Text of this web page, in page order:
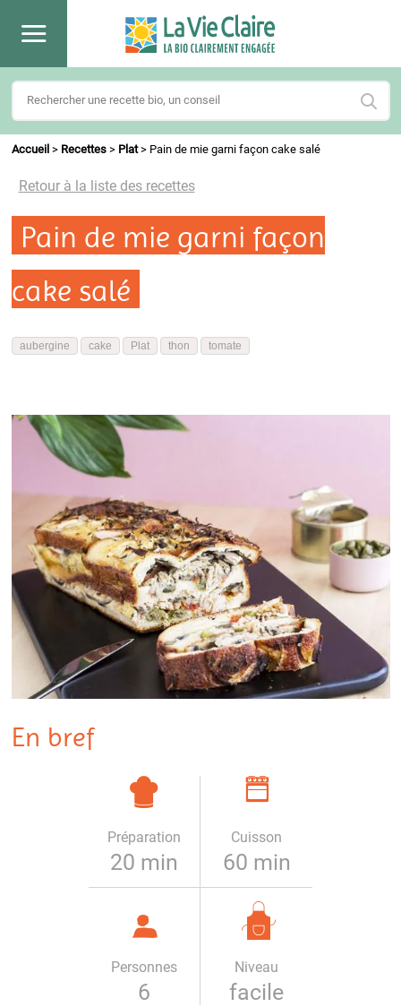
Accueil > Recettes> Plat> Pain de mie garni façon cake salé
Retour à la liste des recettes
Pain de mie garni façon
cake salé
aubergine cake Plat thon tomate
En bref
Préparation
20 min
Cuisson
60 min
Personnes
6
Niveau
facile